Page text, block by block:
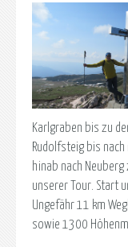
Karlgraben bis zu
Rudolfsteig bis
hinab nach
unserer Tour. Start
Ungefähr 11 km
sowie 1300